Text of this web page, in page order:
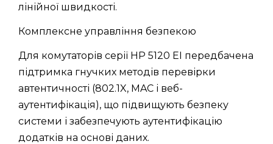
лінійної швидкості.
Комплексне управління безпекою
Для комутаторів серії HP 5120 EI передбачена
підтримка гнучких методів перевірки
автентичності (802.1X, MAC і веб-
аутентифікація), що підвищують безпеку
системи і забезпечують аутентифікацію
додатків на основі даних.